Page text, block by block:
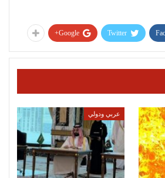
Twitter
Google+
عربي ودولي